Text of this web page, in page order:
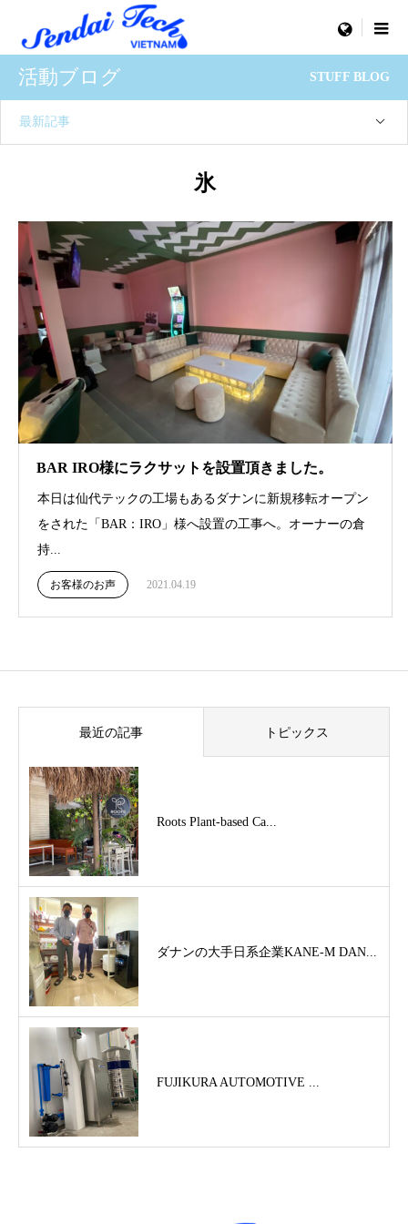
menu
活動ブログ STUFF BLOG
最新記事
氷
BAR IRO様にラクサットを設置頂きました。
本日は仙代テックの工場もあるダナンに新規移転オープン
をされた「BAR：IRO」様へ設置の工事へ。オーナーの倉
持...
お客様のお声 2021.04.19
最近の記事 トピックス
Roots Plant-based Ca...
ダナンの大手日系企業KANE-M DAN...
FUJIKURA AUTOMOTIVE ...